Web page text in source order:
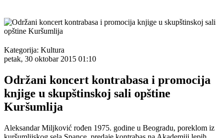
Kategorija: Kultura
petak, 30 oktobar 2015 01:10
Održani koncert kontrabasa i promocija
knjige u skupštinskoj sali opštine
Kuršumlija
Aleksandar Miljković rođen 1975. godine u Beogradu, poreklom iz